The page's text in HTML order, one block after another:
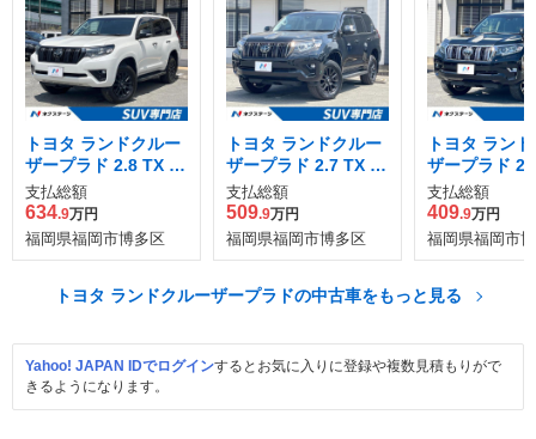
トヨタ ランドクルー
ザープラド 2.8 TX L
パッケージ マットブ
ラック エディション
ディーゼルターボ 4
WD
支払総額
634.9万円
福岡県福岡市博多区
トヨタ ランドクルー
ザープラド 2.7 TX L
パッケージ 70th アニ
バーサリー リミテッ
ド 4WD
支払総額
509.9万円
福岡県福岡市博多区
トヨタ ラン
ザープラド
パッケージ
支払総額
409.9万円
福岡県福岡市
トヨタ ランドクルーザープラドの中古車をもっと見る
Yahoo! JAPAN IDでログインするとお気に入りに登録や複数見積もりがで
きるようになります。